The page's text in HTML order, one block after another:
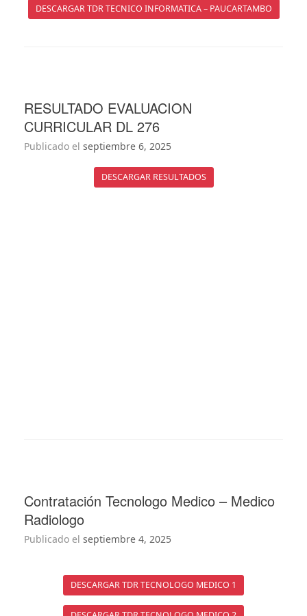
DESCARGAR TDR TECNICO INFORMATICA – PAUCARTAMBO
RESULTADO EVALUACION
CURRICULAR DL 276
Publicado el septiembre 6, 2025
DESCARGAR RESULTADOS
Contratación Tecnologo Medico – Medico
Radiologo
Publicado el septiembre 4, 2025
DESCARGAR TDR TECNOLOGO MEDICO 1